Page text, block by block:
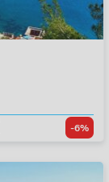
-6%